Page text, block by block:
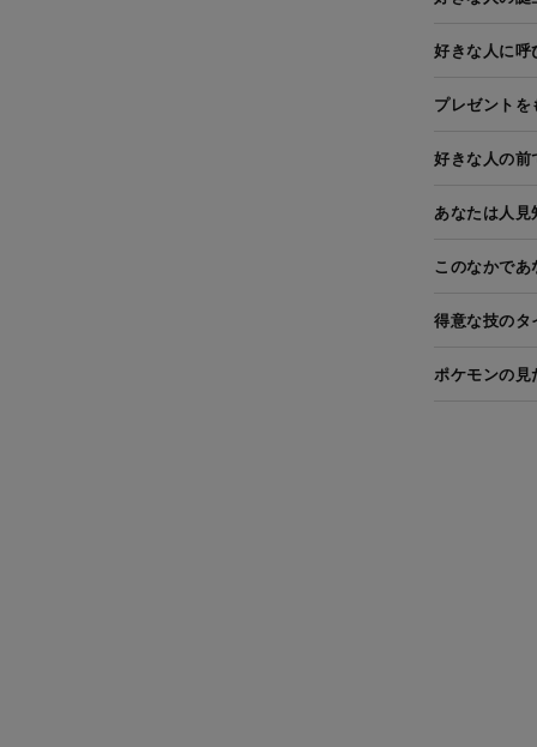
好きな人に呼
プレゼントを
好きな人の前
あなたは人見
このなかであ
得意な技のタ
ポケモンの見